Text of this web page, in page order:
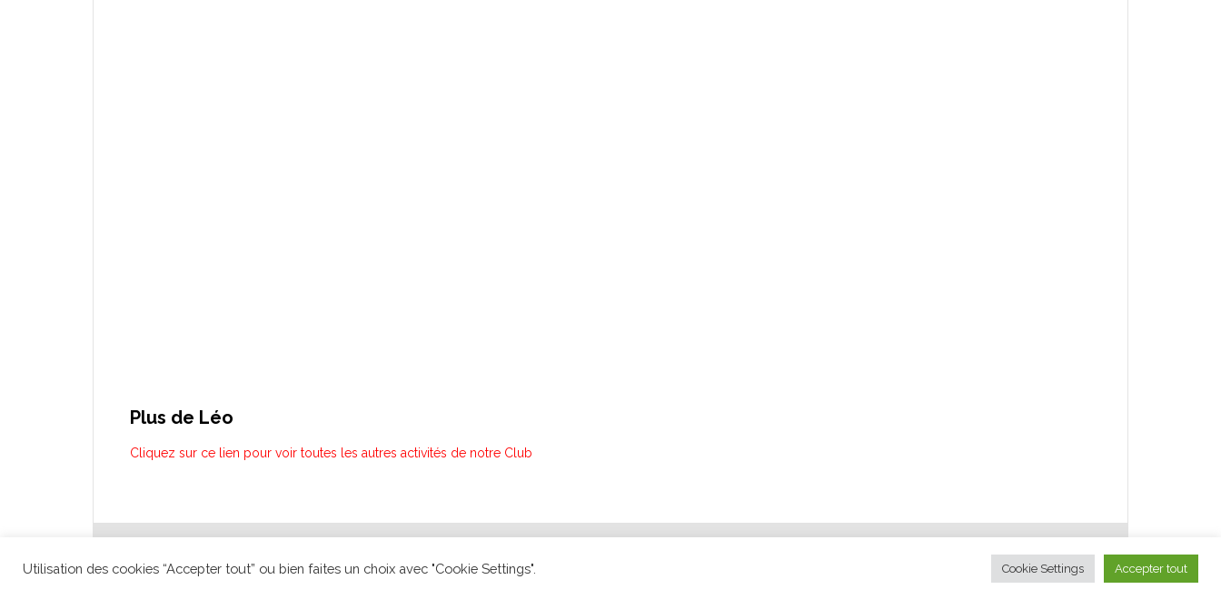
Plus de Léo
Cliquez sur ce lien pour voir toutes les autres activités de notre Club
Utilisation des cookies “Accepter tout” ou bien faites un choix avec "Cookie Settings". Cookie Settings Accepter tout